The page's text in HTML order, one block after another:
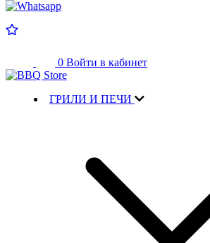
0 Войти в кабинет
ГРИЛИ И ПЕЧИ